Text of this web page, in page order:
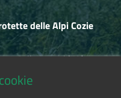
delle Alpi Cozie
Salbertrand (TO)